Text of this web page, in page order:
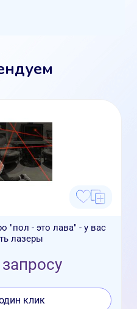
"пол - это лава" - у вас
лазеры
клик